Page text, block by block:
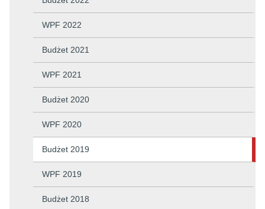
WPF 2022
Budżet 2021
WPF 2021
Budżet 2020
WPF 2020
Budżet 2019
WPF 2019
Budżet 2018